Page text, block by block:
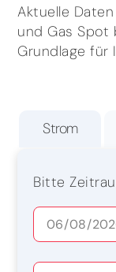
Aktuelle
und Gas Spot
Grundlage für
Strom
Bitte